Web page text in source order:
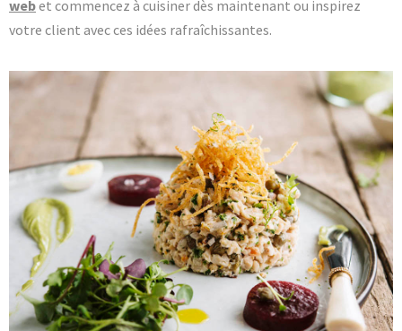
webet commencez à cuisiner dès maintenant ou inspirez
votre client avec ces idées rafraîchissantes.